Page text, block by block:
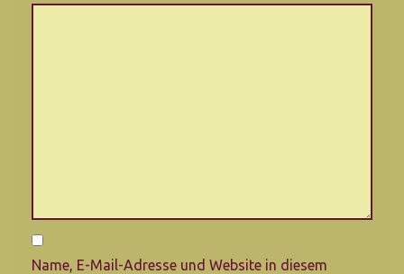
Name, E-Mail-Adresse und Website in diesem